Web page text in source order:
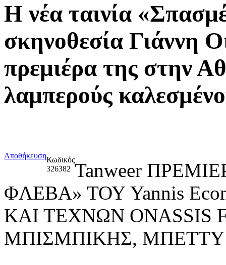
Η νέα ταινία
σκηνοθεσία Γιάννη
πρεμιέρα της στην
λαμπερούς
ΑποθήκευσηΚωδικός
326382 Tanweer
ΦΛΕΒΑ» ΤΟΥ Yannis
ΚΑΙ ΤΕΧΝΩΝ ONASSIS
ΜΠΙΣΜΠΙΚΗΣ,